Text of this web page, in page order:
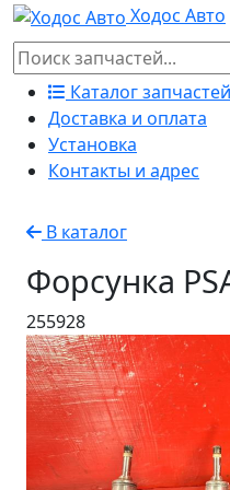
Ходос Авто
Каталог запчастей
Доставка и оплата
Установка
Контакты и адрес
В каталог
Форсунка
255928